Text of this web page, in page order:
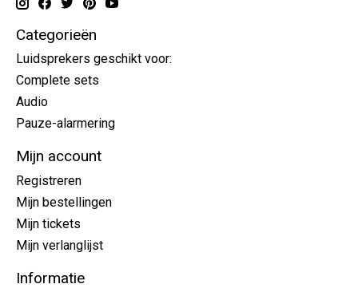
Categorieën
Luidsprekers geschikt voor:
Complete sets
Audio
Pauze-alarmering
Mijn account
Registreren
Mijn bestellingen
Mijn tickets
Mijn verlanglijst
Informatie